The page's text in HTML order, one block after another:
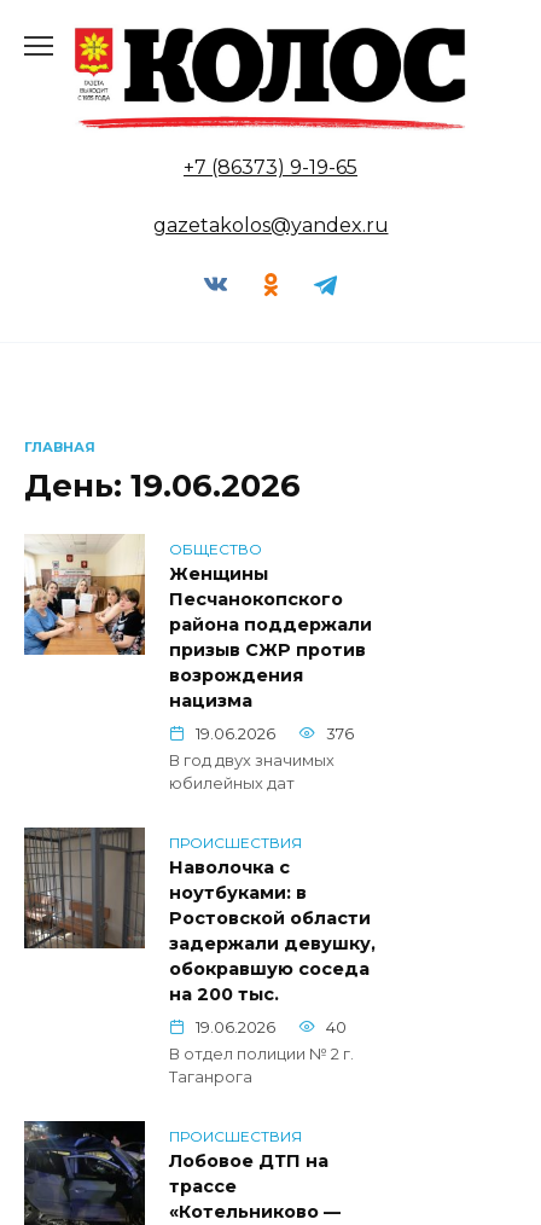
содержанию
+7 (86373) 9-19-65
gazetakolos@yandex.ru
ГЛАВНАЯ
День: 19.06.2026
ОБЩЕСТВО
Женщины
Песчанокопского
района поддержали
призыв СЖР против
возрождения
нацизма
19.06.2026
376
В год двух значимых
юбилейных дат
ПРОИСШЕСТВИЯ
Наволочка с
ноутбуками: в
Ростовской области
задержали девушку,
обокравшую соседа
на 200 тыс.
19.06.2026
40
В отдел полиции № 2 г.
Таганрога
ПРОИСШЕСТВИЯ
Лобовое ДТП на
трассе
«Котельниково —